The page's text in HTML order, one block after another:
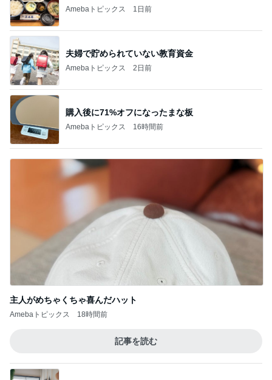
Amebaトピックス 1日前
夫婦で貯められていない教育資金
Amebaトピックス 2日前
購入後に71%オフになったまな板
Amebaトピックス 16時間前
主人がめちゃくちゃ喜んだハット
Amebaトピックス 18時間前
記事を読む